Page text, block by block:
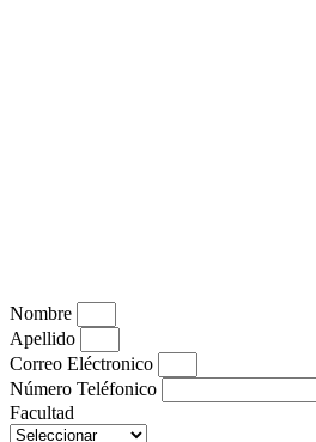
Nombre
Apellido
Correo Eléctronico
Número Teléfonico
Facultad